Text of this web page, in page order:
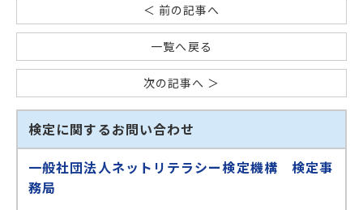
＜ 前の記事へ
一覧へ戻る
次の記事へ ＞
検定に関するお問い合わせ
一般社団法人ネットリテラシー検定機構 検定事
務局